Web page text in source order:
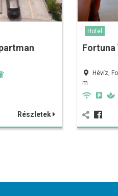
Részletek
Hotel
Fortuna
Hévíz,
m